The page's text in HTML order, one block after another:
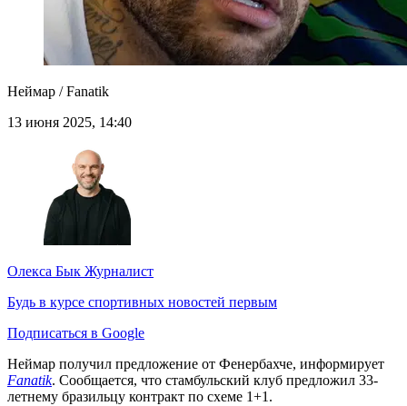
Неймар / Fanatik
13 июня 2025, 14:40
Олекса Бык Журналист
Будь в курсе спортивных новостей первым
Подписаться в Google
Неймар получил предложение от Фенербахче, информирует
Fanatik. Сообщается, что стамбульский клуб предложил 33-
летнему бразильцу контракт по схеме 1+1.